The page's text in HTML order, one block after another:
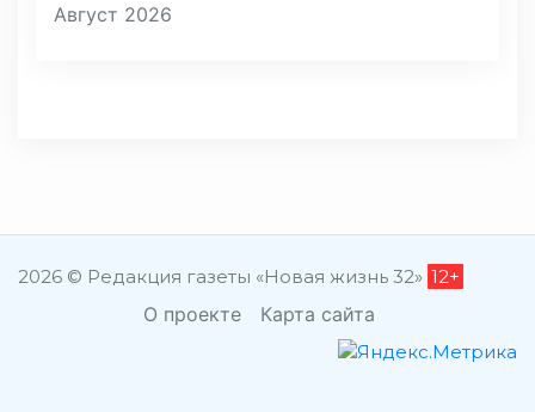
Август 2026
2026 © Редакция газеты «Новая жизнь 32» 12+
О проекте Карта сайта